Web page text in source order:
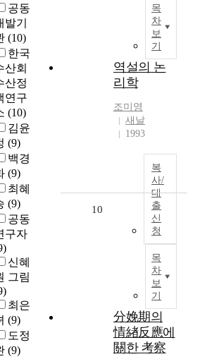
공동
발기
(10)
한국
산회
산정
연구
(10)
김윤
(9)
백경
(9)
최혜
(9)
공동
구자
신혜
그림
최은
(9)
도정
(9)
목
차
보
기
역설의 논
리학
조미영
새날
1993
복
사/
대
출
신
청
목
차
보
기
10
分娩期의
情緖反應에
關한 考察